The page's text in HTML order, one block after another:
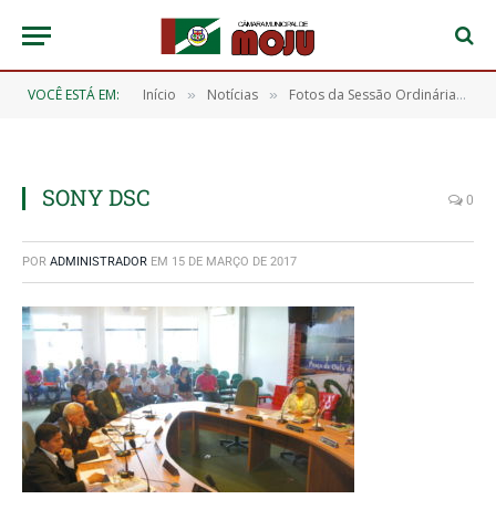
VOCÊ ESTÁ EM: Início » Notícias » Fotos da Sessão Ordinária do Dia 03/03/2017
SONY DSC 0
POR ADMINISTRADOR EM 15 DE MARÇO DE 2017